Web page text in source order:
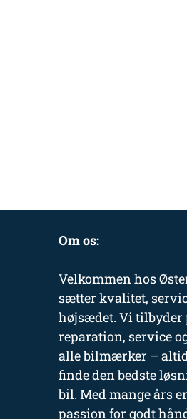
Om os:
Velkommen hos
sætter kvalitet,
højsædet. Vi tilbyder
reparation, service
alle bilmærker –
finde den bedste
bil. Med mange års
passion for godt